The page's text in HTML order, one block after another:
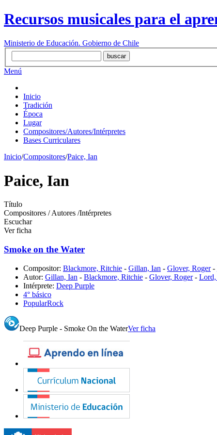
Recursos musicales para el
Ministerio de Educación. Gobierno de Chile
Menú
Inicio
Tradición
Época
Lugar
Compositores/Autores/Intérpretes
Bases Curriculares
Inicio/Compositores/Paice, Ian
Paice, Ian
Título
Compositores / Autores /Intérpretes
Escuchar
Ver ficha
Smoke on the Water
Compositor: Blackmore, Ritchie - Gillan, Ian - Glover, Roger-
Autor: Gillan, Ian - Blackmore, Ritchie - Glover, Roger- Lord,
Intérprete: Deep Purple
4° básico
PopularRock
Deep Purple - Smoke On the WaterVer ficha